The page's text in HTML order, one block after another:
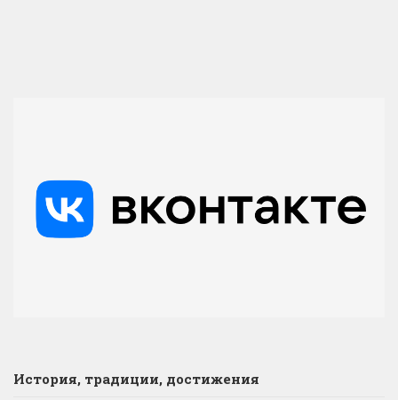
История, традиции, достижения